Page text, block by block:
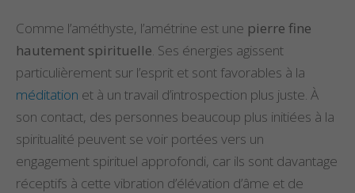
Comme l’améthyste, l’amétrine est une pierre fine
hautement spirituelle. Ses énergies agissent
particulièrement sur l’esprit et sont favorables à la
méditation et à un travail d’introspection plus juste. À
son contact, des personnes beaucoup plus initiées à la
spiritualité peuvent se voir portées vers un
engagement spirituel approfondi, car ils sont davantage
réceptifs à cette vibration d’élévation d’âme et de